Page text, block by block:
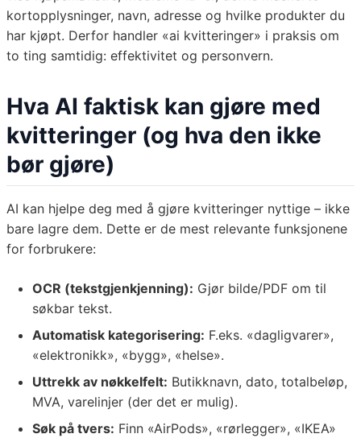
kortopplysninger, navn, adresse og hvilke produkter du
har kjøpt. Derfor handler «ai kvitteringer» i praksis om
to ting samtidig: effektivitet og personvern.
Hva AI faktisk kan gjøre med
kvitteringer (og hva den ikke
bør gjøre)
AI kan hjelpe deg med å gjøre kvitteringer nyttige – ikke
bare lagre dem. Dette er de mest relevante funksjonene
for forbrukere:
OCR (tekstgjenkjenning): Gjør bilde/PDF om til
søkbar tekst.
Automatisk kategorisering: F.eks. «dagligvarer»,
«elektronikk», «bygg», «helse».
Uttrekk av nøkkelfelt: Butikknavn, dato, totalbeløp,
MVA, varelinjer (der det er mulig).
Søk på tvers: Finn «AirPods», «rørlegger», «IKEA»